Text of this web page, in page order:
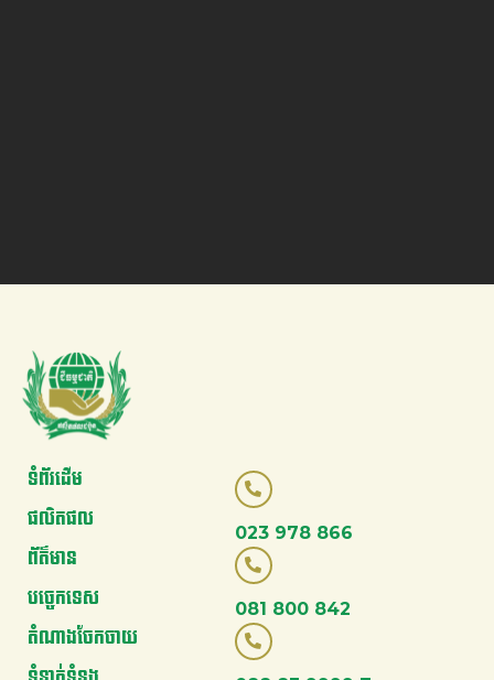
ទំព័រដើម
ផលិតផល
ព័ត៌មាន
បច្ចេកទេស
តំណាងចែកចាយ
023 978 866
081 800 842